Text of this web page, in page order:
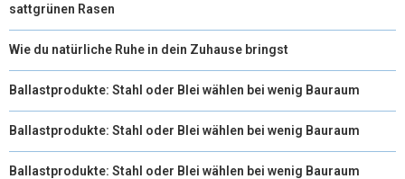
sattgrünen Rasen
Wie du natürliche Ruhe in dein Zuhause bringst
Ballastprodukte: Stahl oder Blei wählen bei wenig Bauraum
Ballastprodukte: Stahl oder Blei wählen bei wenig Bauraum
Ballastprodukte: Stahl oder Blei wählen bei wenig Bauraum